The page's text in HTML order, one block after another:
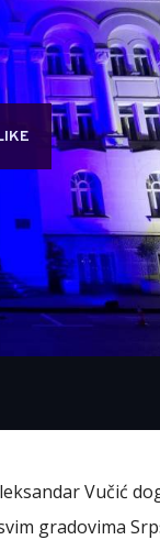
Vučić
gradovima